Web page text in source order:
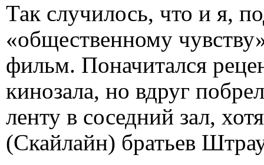
Так случилось, что и я,
«общественному
фильм. Поначитался
кинозала, но вдруг
ленту в соседний зал,
(Скайлайн) братьев